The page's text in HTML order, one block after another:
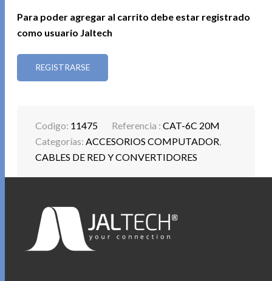
módems, routers, Powerline, NAS e impresoras de red
• Compatibilidad de dispositivos: PC, portátiles, consolas
internet
• Color: blanco
estabilidad de tu red, perfecta para streaming, juegos en
línea y trabajo continuo sin interrupciones.
Para poder agregar al carrito debe estar registrado
como usuario Jaltech
REGISTRARSE
Codigo: 11475 Referencia :CAT-6C 20M
Categorías:ACCESORIOS COMPUTADOR,
CABLES DE RED Y CONVERTIDORES